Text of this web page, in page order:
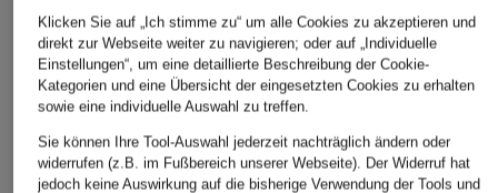
94,99 €
Bestpreis:80,74 €
Ursprünglich:129,99 €
Bestpreis:89,99 €
Ursprünglich:
Klicken Sie auf „Ich stimme zu“ um alle Cookies zu akzeptieren und
direkt zur Webseite weiter zu navigieren; oder auf „Individuelle
Einstellungen“, um eine detaillierte Beschreibung der Cookie-
Kategorien und eine Übersicht der eingesetzten Cookies zu erhalten
sowie eine individuelle Auswahl zu treffen.
Sie können Ihre Tool-Auswahl jederzeit nachträglich ändern oder
widerrufen (z.B. im Fußbereich unserer Webseite). Der Widerruf hat
jedoch keine Auswirkung auf die bisherige Verwendung der Tools und